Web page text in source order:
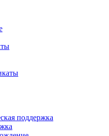
поддержка